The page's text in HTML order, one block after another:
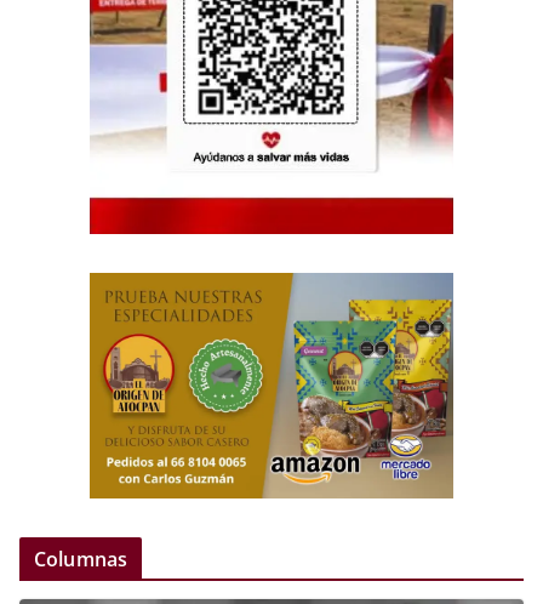
Columnas